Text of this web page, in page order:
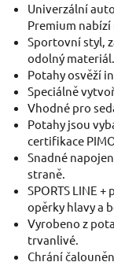
Univerzální
Premium
Sportovní styl,
odolný materiál.
Potahy osvěží
Speciálně
Vhodné pro
Potahy jsou
certifikace
Snadné
straně.
SPORTS LINE
opěrky hlavy a
Vyrobeno z
trvanlivé.
Chrání